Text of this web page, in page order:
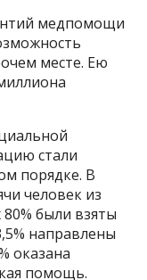
медпомощи
месте. Ею
стали
порядке. В
человек из
были взяты
направлены
оказана
помощь.